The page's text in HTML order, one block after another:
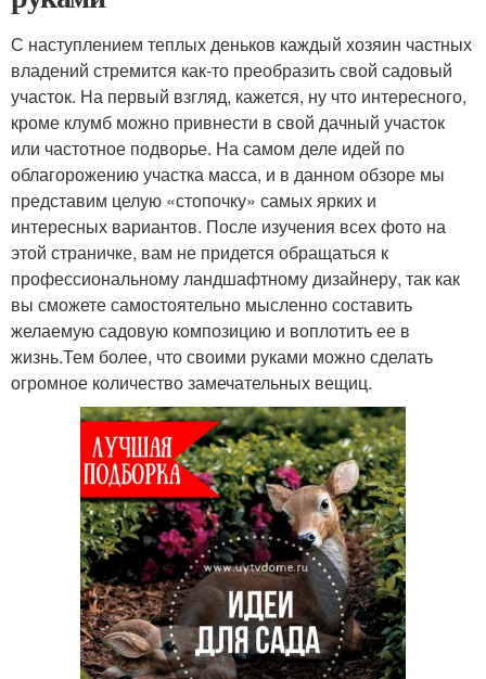
С наступлением теплых деньков каждый хозяин частных
владений стремится как-то преобразить свой садовый
участок. На первый взгляд, кажется, ну что интересного,
кроме клумб можно привнести в свой дачный участок
или частотное подворье. На самом деле идей по
облагорожению участка масса, и в данном обзоре мы
представим целую «стопочку» самых ярких и
интересных вариантов. После изучения всех фото на
этой страничке, вам не придется обращаться к
профессиональному ландшафтному дизайнеру, так как
вы сможете самостоятельно мысленно составить
желаемую садовую композицию и воплотить ее в
жизнь.Тем более, что своими руками можно сделать
огромное количество замечательных вещиц.